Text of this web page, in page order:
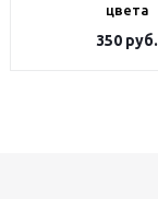
цвета
350 руб.